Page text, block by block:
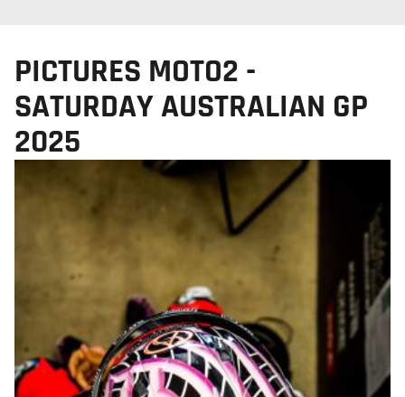
PICTURES MOTO2 -
SATURDAY AUSTRALIAN GP
2025